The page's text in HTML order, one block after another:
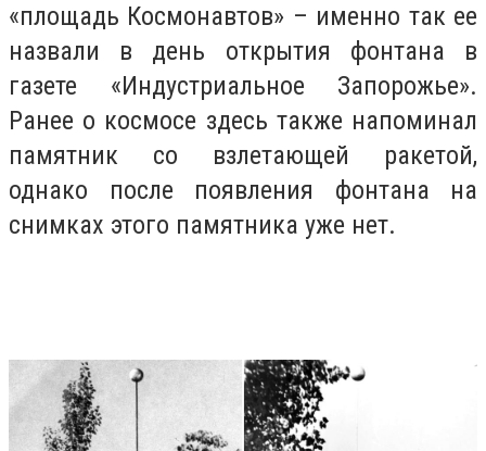
«площадь Космонавтов» – именно так ее
назвали в день открытия фонтана в
газете «Индустриальное Запорожье».
Ранее о космосе здесь также напоминал
памятник со взлетающей ракетой,
однако после появления фонтана на
снимках этого памятника уже нет.